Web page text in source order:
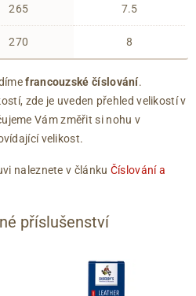
265
270
7.5
8
francouzské číslování.
zde je uveden přehled velikostí v
Vám změřit si nohu v
velikost.
naleznete v článku Číslování a
příslušenství